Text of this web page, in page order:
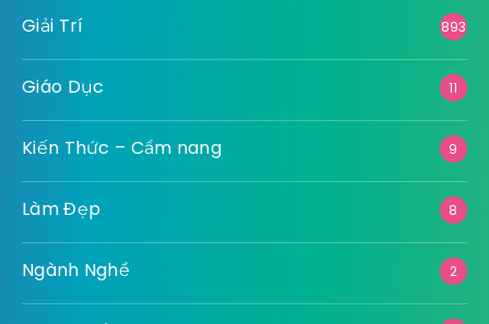
Giải Trí 893
Giáo Dục 11
Kiến Thức – Cẩm nang 9
Làm Đẹp 8
Ngành Nghề 2